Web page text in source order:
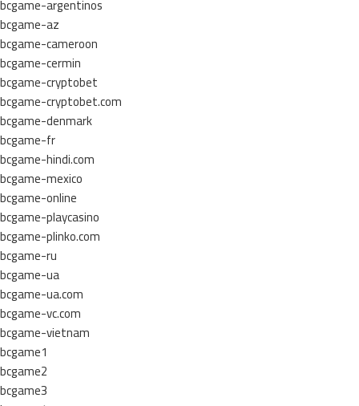
bcgame-argentinos
bcgame-az
bcgame-cameroon
bcgame-cermin
bcgame-cryptobet
bcgame-cryptobet.com
bcgame-denmark
bcgame-fr
bcgame-hindi.com
bcgame-mexico
bcgame-online
bcgame-playcasino
bcgame-plinko.com
bcgame-ru
bcgame-ua
bcgame-ua.com
bcgame-vc.com
bcgame-vietnam
bcgame1
bcgame2
bcgame3